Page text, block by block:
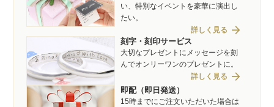
い、特別なイベントを豪華に演出し
たい。
詳しく見る arrow_forward
刻字・刻印サービス
大切なプレゼントにメッセージを刻
んでオンリーワンのプレゼントに。
詳しく見る arrow_forward
即配（即日発送）
15時までにご注文いただいた場合は